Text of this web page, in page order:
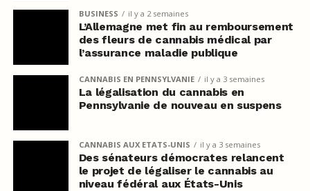
BUSINESS il y a 2 semaines
L’Allemagne met fin au remboursement
des fleurs de cannabis médical par
l’assurance maladie publique
CANNABIS EN PENNSYLVANIE il y a 3 semaines
La légalisation du cannabis en
Pennsylvanie de nouveau en suspens
CANNABIS AUX ETATS-UNIS il y a 3 semaines
Des sénateurs démocrates relancent
le projet de légaliser le cannabis au
niveau fédéral aux États-Unis